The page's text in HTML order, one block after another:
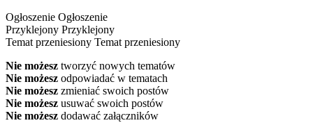
Ogłoszenie Ogłoszenie
Przyklejony Przyklejony
Temat przeniesiony Temat przeniesiony
Nie możesz tworzyć nowych tematów
Nie możesz odpowiadać w tematach
Nie możesz zmieniać swoich postów
Nie możesz usuwać swoich postów
Nie możesz dodawać załączników